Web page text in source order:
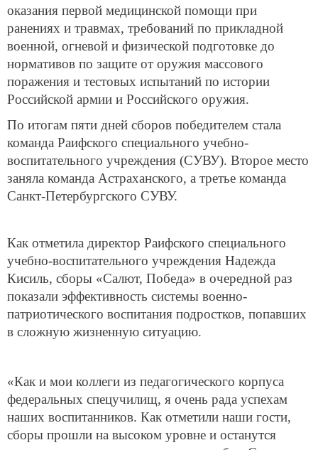
оказания первой медицинской помощи при
ранениях и травмах, требований по прикладной
военной, огневой и физической подготовке до
нормативов по защите от оружия массового
поражения и тестовых испытаний по истории
Российской армии и Российского оружия.
По итогам пяти дней сборов победителем стала
команда Раифского специального учебно-
воспитательного учреждения (СУВУ). Второе место
заняла команда Астраханского, а третье команда
Санкт-Петербургского СУВУ.
Как отметила директор Раифского специального
учебно-воспитательного учреждения Надежда
Кисиль, сборы «Салют, Победа» в очередной раз
показали эффективность системы военно-
патриотического воспитания подростков, попавших
в сложную жизненную ситуацию.
«Как и мои коллеги из педагогического корпуса
федеральных спецучилищ, я очень рада успехам
наших воспитанников. Как отметили наши гости,
сборы прошли на высоком уровне и останутся